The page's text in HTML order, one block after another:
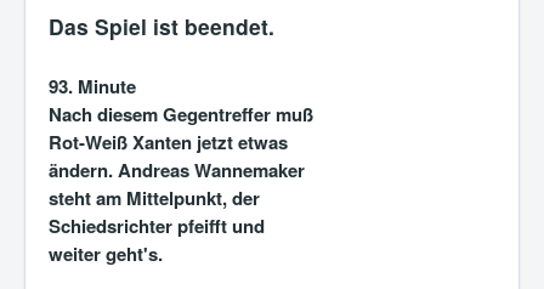
Das Spiel ist beendet.
93. Minute
Nach diesem Gegentreffer muß
Rot-Weiß Xanten jetzt etwas
ändern. Andreas Wannemaker
steht am Mittelpunkt, der
Schiedsrichter pfeifft und
weiter geht's.